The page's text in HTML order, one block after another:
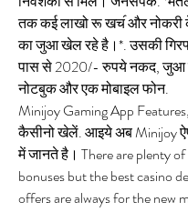
तक कई लाखो रू खच॔ और नोकरी
का जुआ खेल रहे है।*. उसकी
पास से 2020/- रुपये नकद,
नोटबुक और एक मोबाइल फोन.
Minijoy Gaming App
कैसीनो खेलें. आइये अब Minijoy
में जानते है। There are plenty of
bonuses but the best casino
offers are always for the new